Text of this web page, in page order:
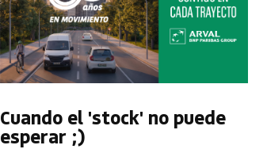
Cuando el 'stock' no puede
esperar ;)